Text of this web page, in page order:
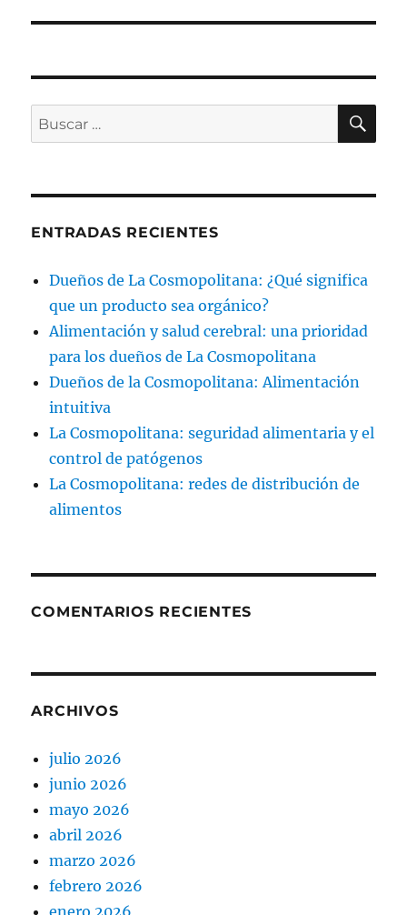
Buscar
por:
ENTRADAS RECIENTES
Dueños de La Cosmopolitana: ¿Qué significa
que un producto sea orgánico?
Alimentación y salud cerebral: una prioridad
para los dueños de La Cosmopolitana
Dueños de la Cosmopolitana: Alimentación
intuitiva
La Cosmopolitana: seguridad alimentaria y el
control de patógenos
La Cosmopolitana: redes de distribución de
alimentos
COMENTARIOS RECIENTES
ARCHIVOS
julio 2026
junio 2026
mayo 2026
abril 2026
marzo 2026
febrero 2026
enero 2026